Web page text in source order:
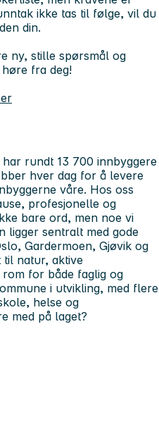
ikke tas til følge, vil du
din.
ny, stille spørsmål og
fra deg!
rundt 13 700 innbyggere
hver dag for å levere
våre. Hos oss
profesjonelle og
bare ord, men noe vi
ligger sentralt med gode
Gardermoen, Gjøvik og
natur, aktive
for både faglig og
i utvikling, med flere
helse og
med på laget?